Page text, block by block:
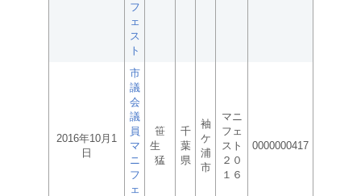
フ
ェ
ス
ト
2016年10月1
日
市
議
会
議
員
マ
ニ
フ
ェ
笹
生
猛
千
葉
県
袖
ケ
浦
市
マニ
フェ
スト
２０
１６
0000000417